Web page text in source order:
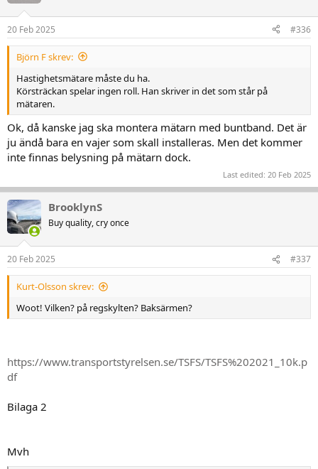
20 Feb 2025 #336
Björn F skrev:
Hastighetsmätare måste du ha.
Körsträckan spelar ingen roll. Han skriver in det som står på
mätaren.
Ok, då kanske jag ska montera mätarn med buntband. Det är
ju ändå bara en vajer som skall installeras. Men det kommer
inte finnas belysning på mätarn dock.
Last edited: 20 Feb 2025
BrooklynS
Buy quality, cry once
20 Feb 2025 #337
Kurt-Olsson skrev:
Woot! Vilken? på regskylten? Baksärmen?
https://www.transportstyrelsen.se/TSFS/TSFS%202021_10k.p
df
Bilaga 2
Mvh